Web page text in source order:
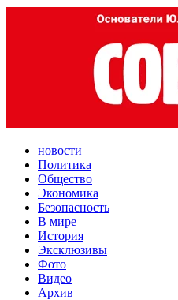
новости
Политика
Общество
Экономика
Безопасность
В мире
История
Эксклюзивы
Фото
Видео
Архив